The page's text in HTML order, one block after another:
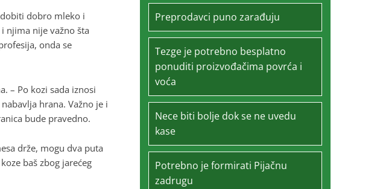
dobro mleko i
njima nije važno šta
onda se
– Po kozi sada iznosi
hrana. Važno je i
bude pravedno.
drže, mogu dva puta
baš zbog jarećeg
Preprodavci puno zarađuju
Tezge je potrebno besplatno
ponuditi proizvođačima povrća i
voća
Nece biti bolje dok se ne uvedu
kase
Potrebno je formirati Pijačnu
zadrugu